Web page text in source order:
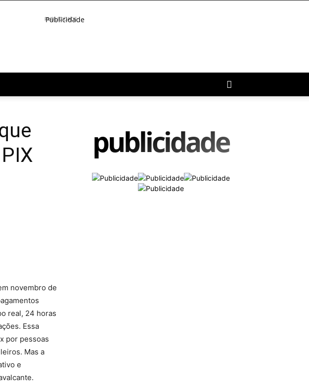
PUBLICIDADE
novembro de
real, 24 horas
Essa
por pessoas
Mas a
e
publicidade